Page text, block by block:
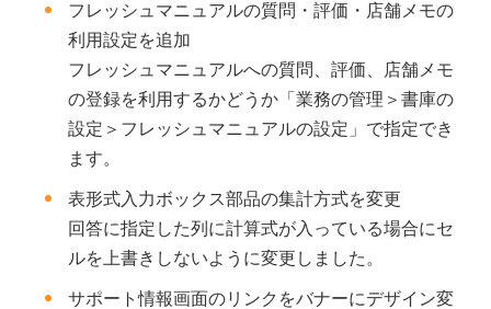
フレッシュマニュアルの質問・評価・店舗メモの
利用設定を追加
フレッシュマニュアルへの質問、評価、店舗メモ
の登録を利用するかどうか「業務の管理＞書庫の
設定＞フレッシュマニュアルの設定」で指定でき
ます。
表形式入力ボックス部品の集計方式を変更
回答に指定した列に計算式が入っている場合にセ
ルを上書きしないように変更しました。
サポート情報画面のリンクをバナーにデザイン変